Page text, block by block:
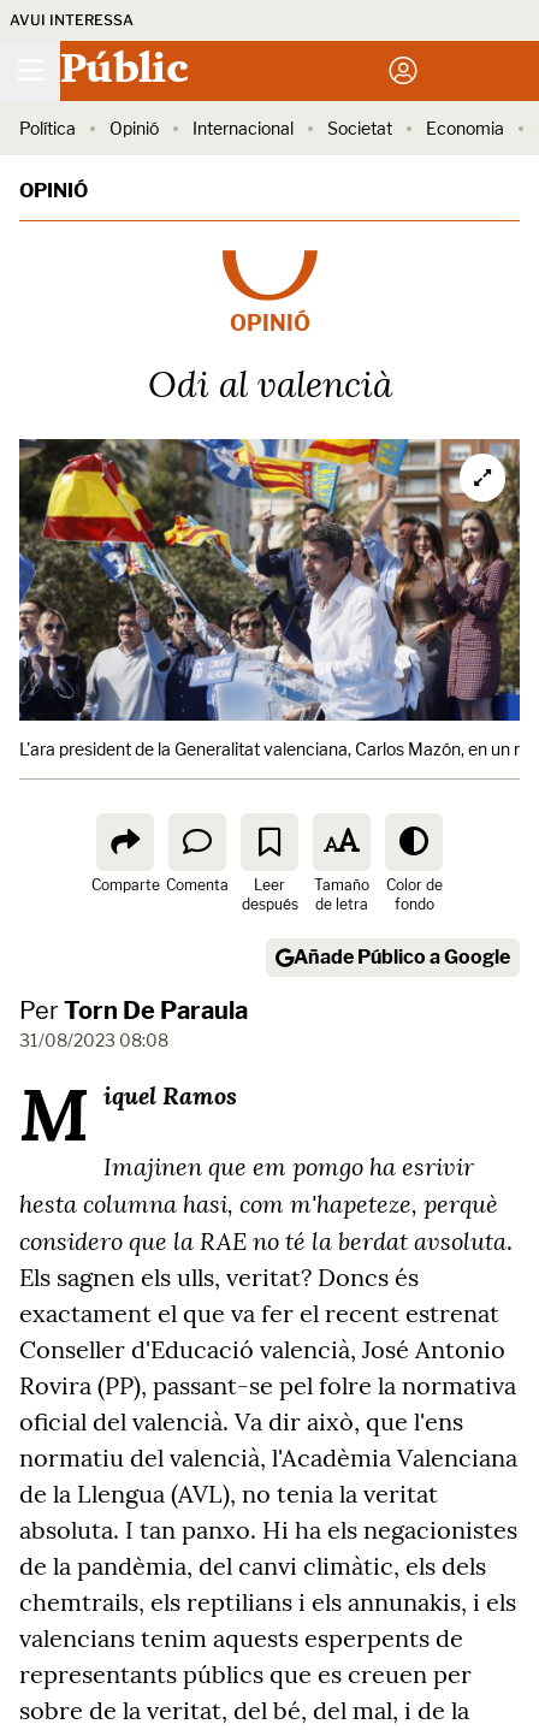
AVUI INTERESSA
Públic
Política Opinió Internacional Societat Economia
OPINIÓ
OPINIÓ
Odi al valencià
L'ara president de la Generalitat valenciana, Carlos Mazón, en un
Comparte Comenta
Leer
después
Tamaño
de letra
Color de
fondo
Añade Público a Google
PerTorn De Paraula
31/08/2023 08:08
M iquel Ramos
Imajinen que em pomgo ha esrivir
hesta columna hasi, com m'hapeteze, perquè
considero que la RAE no té la berdat avsoluta.
Els sagnen els ulls, veritat? Doncs és
exactament el que va fer el recent estrenat
Conseller d'Educació valencià, José Antonio
Rovira (PP), passant-se pel folre la normativa
oficial del valencià. Va dir això, que l'ens
normatiu del valencià, l'Acadèmia Valenciana
de la Llengua (AVL), no tenia la veritat
absoluta. I tan panxo. Hi ha els negacionistes
de la pandèmia, del canvi climàtic, els dels
chemtrails, els reptilians i els annunakis, i els
valencians tenim aquests esperpents de
representants públics que es creuen per
sobre de la veritat, del bé, del mal, i de la